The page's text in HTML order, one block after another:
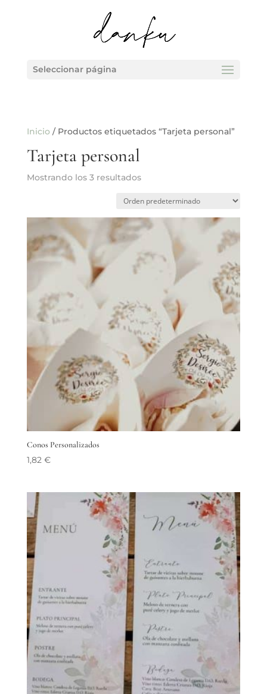
Seleccionar página
Inicio / Productos etiquetados “Tarjeta personal”
Tarjeta personal
Mostrando los 3 resultados
Conos Personalizados
1,82 €